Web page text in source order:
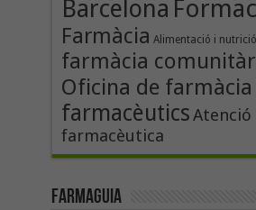
Barcelona
Farmàcia Alimentació i nutrició
farmàcia
Oficina de farmàcia
farmacèuticsAtenció
farmacèutica
Farmaguia